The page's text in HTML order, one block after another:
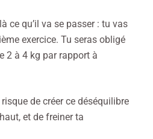
ce qu’il va se passer : tu vas
exercice. Tu seras obligé
2 à 4 kg par rapport à
de créer ce déséquilibre
et de freiner ta